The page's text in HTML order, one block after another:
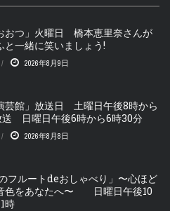
おつ」火曜日 橋本恵里奈さんが
と一緒に笑いましょう!
2026年8月9日
芸館」放送日 土曜日午後8時から
日曜日午後6時から6時30分
2026年8月8日
フルートdeおしゃべり」〜心ほど
色をあなたへ〜 日曜日午後10
時